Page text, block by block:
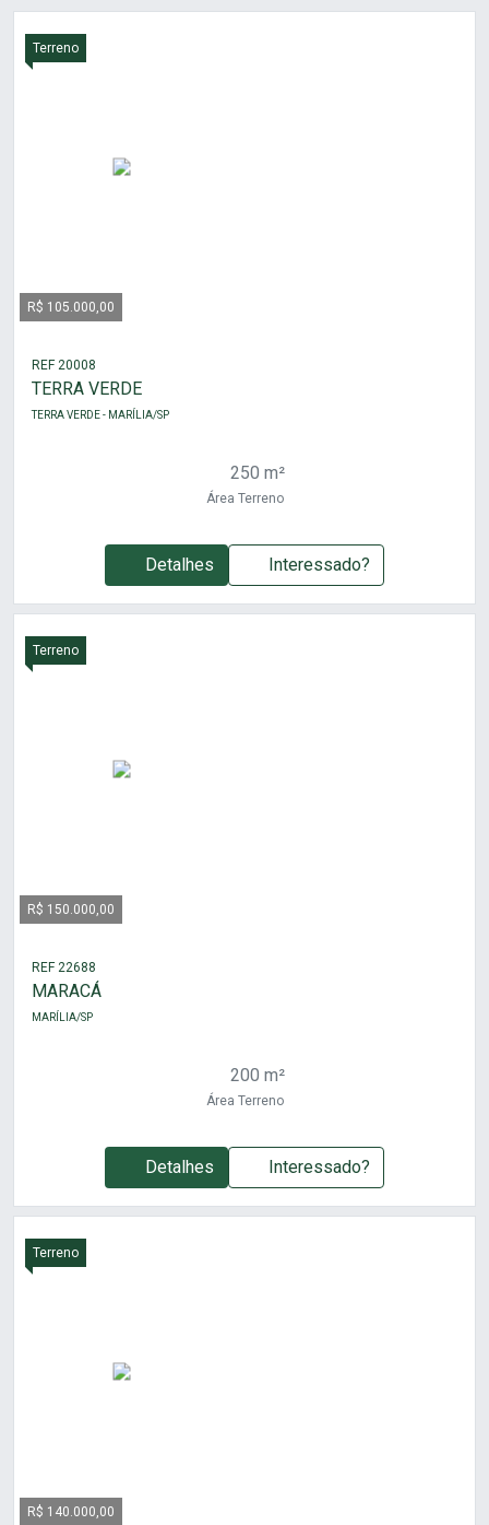
Terreno
R$ 105.000,00
REF 20008
TERRA VERDE
TERRA VERDE - MARÍLIA/SP
250 m²
Área Terreno
Detalhes Interessado?
Terreno
R$ 150.000,00
REF 22688
MARACÁ
MARÍLIA/SP
200 m²
Área Terreno
Detalhes Interessado?
Terreno
R$ 140.000,00